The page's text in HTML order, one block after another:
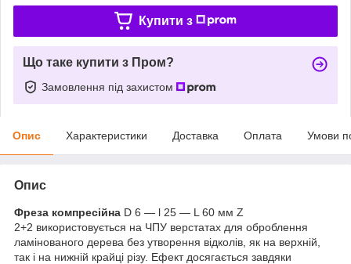
Купити з
Що таке купити з Пром?
Замовлення під захистом
Опис Характеристики Доставка Оплата Умови
Опис
Фреза компресійна D 6 — l 25 — L 60 мм Z
2+2 використовується на ЧПУ верстатах для оброблення
ламінованого дерева без утворення відколів, як на верхній,
так і на нижній крайці різу. Ефект досягається завдяки